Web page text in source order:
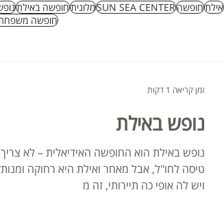
אילתחופשהSUN SEA CENTERמלוניתחופשה באילת
חופשה
נופש באילת
נופש באילת הוא החופשה האידיאלית – לא
טיסה לחו"ל, אבל מאחר ואילת היא רחוקה
ויש לה אופי כה תיירותי, זה מ
זמן קריאה 1 דקות